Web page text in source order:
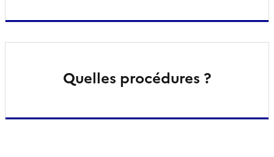
Quelles procédures ?